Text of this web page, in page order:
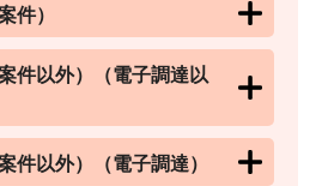
件）
件以外）（電子調達以
件以外）（電子調達）